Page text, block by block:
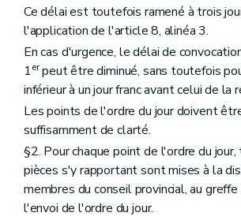
Ce délai est toutefois ramené à trois
l'application de l'article 8, alinéa 3.
En cas d'urgence, le délai de
1erpeut être diminué, sans toutefois
inférieur à un jour franc avant celui de la
Les points de l'ordre du jour doivent
suffisamment de clarté.
§2. Pour chaque point de l'ordre du
pièces s'y rapportant sont mises à la
membres du conseil provincial, au greffe
l'envoi de l'ordre du jour.